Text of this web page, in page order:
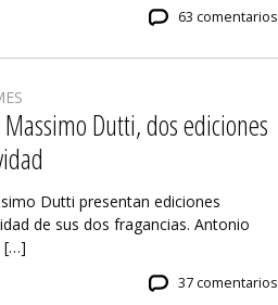
63 comentarios
Dutti, dos ediciones
Dutti presentan ediciones
de sus dos fragancias. Antonio
[…]
37 comentarios